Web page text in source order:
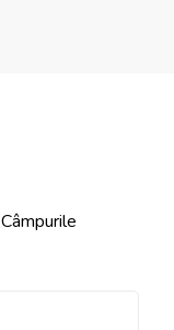
Câmpurile